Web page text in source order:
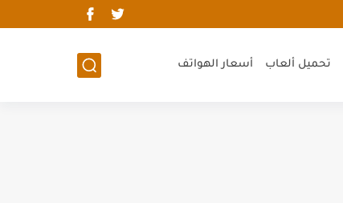
تحميل ألعاب أسعار الهواتف